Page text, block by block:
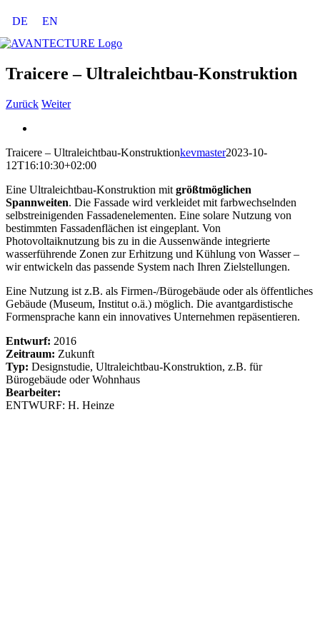
Inhalt
springen
DE EN
Traicere – Ultraleichtbau-Konstruktion
Zurück Weiter
Image
Traicere – Ultraleichtbau-Konstruktionkevmaster2023-10-
12T16:10:30+02:00
Eine Ultraleichtbau-Konstruktion mit größtmöglichen
Spannweiten. Die Fassade wird verkleidet mit farbwechselnden
selbstreinigenden Fassadenelementen. Eine solare Nutzung von
bestimmten Fassadenflächen ist eingeplant. Von
Photovoltaiknutzung bis zu in die Aussenwände integrierte
wasserführende Zonen zur Erhitzung und Kühlung von Wasser –
wir entwickeln das passende System nach Ihren Zielstellungen.
Eine Nutzung ist z.B. als Firmen-/Bürogebäude oder als öffentliches
Gebäude (Museum, Institut o.ä.) möglich. Die avantgardistische
Formensprache kann ein innovatives Unternehmen repäsentieren.
Entwurf: 2016
Zeitraum: Zukunft
Typ: Designstudie, Ultraleichtbau-Konstruktion, z.B. für
Bürogebäude oder Wohnhaus
Bearbeiter:
ENTWURF: H. Heinze